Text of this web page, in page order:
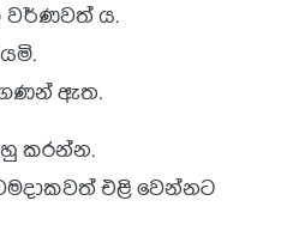
වර්ණවත් ය.
ගණන් ඇත.
කරන්න.
එළි වෙන්නට